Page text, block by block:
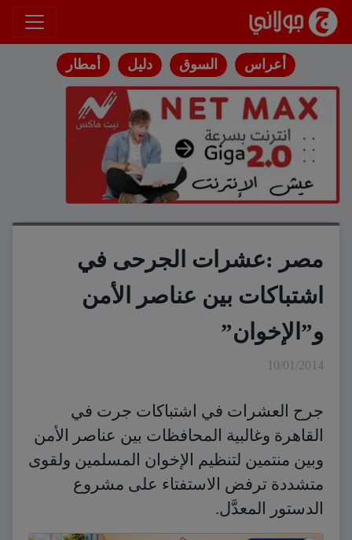
انتقل إلى المحتوى
أعراس السوق دليل أمطار
مصر :عشرات الجرحى في
اشتباكات بين عناصر الأمن
و”الإخوان”
10/01/2014
جرح العشرات في اشتباكات جرت في
القاهرة وغالبية المحافظات بين عناصر الأمن
وبين منتمين لتنظيم الإخوان المسلمين ولقوى
متشددة ترفض الاستفتاء على مشروع
الدستور المعدَّل.